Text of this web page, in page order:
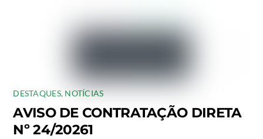
DESTAQUES, NOTÍCIAS
AVISO DE CONTRATAÇÃO DIRETA
Nº 24/20261